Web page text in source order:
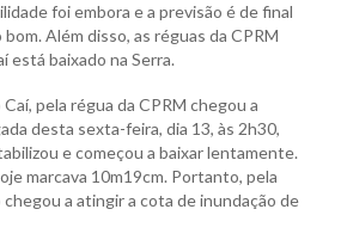
foi embora e a previsão é de final
Além disso, as réguas da CPRM
está baixado na Serra.
pela régua da CPRM chegou a
desta sexta-feira, dia 13, às 2h30,
e começou a baixar lentamente.
marcava 10m19cm. Portanto, pela
a atingir a cota de inundação de